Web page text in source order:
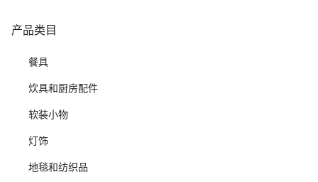
产品类目
餐具
炊具和厨房配件
软装小物
灯饰
地毯和纺织品